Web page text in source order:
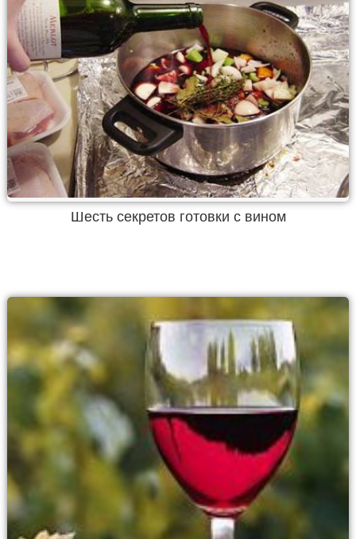
Шесть секретов готовки с вином